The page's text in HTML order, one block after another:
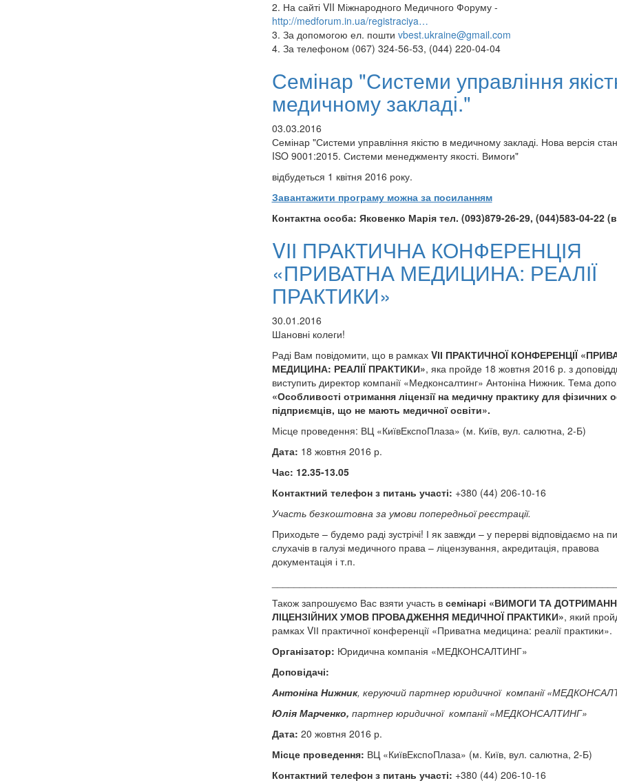
2. На сайті VII Міжнародного Медичного Форуму -
http://medforum.in.ua/registraciya…
3. За допомогою ел. пошти vbest.ukraine@gmail.com
4. За телефоном (067) 324-56-53, (044) 220-04-04
Семінар "Системи управління
медичному закладі."
03.03.2016
Семінар "Системи управління якістю в медичному закладі. Нова версія
ISO 9001:2015. Системи менеджменту якості. Вимоги"
відбудеться 1 квітня 2016 року.
Завантажити програму можна за посиланням
Контактна особа: Яковенко Марія тел. (093)879-26-29, (044)583-04-22
VІІ ПРАКТИЧНА КОНФЕРЕНЦІЯ
«ПРИВАТНА МЕДИЦИНА: РЕАЛІЇ
ПРАКТИКИ»
30.01.2016
Шановні колеги!
Раді Вам повідомити, що в рамках VІІ ПРАКТИЧНОЇ КОНФЕРЕНЦІЇ
МЕДИЦИНА: РЕАЛІЇ ПРАКТИКИ», яка пройде 18 жовтня 2016 р. з
виступить директор компанії «Медконсалтинг» Антоніна Нижник. Тема
«Особливості отримання ліцензії на медичну практику для фізичних
підприємців, що не мають медичної освіти».
Місце проведення: ВЦ «КиївЕкспоПлаза» (м. Київ, вул. салютна, 2-Б)
Дата: 18 жовтня 2016 р.
Час: 12.35-13.05
Контактний телефон з питань участі: +380 (44) 206-10-16
Участь безкоштовна за умови попередньої реєстрації.
Приходьте – будемо раді зустрічі! І як завжди – у перерві відповідаємо на
слухачів в галузі медичного права – ліцензування, акредитація, правова
документація і т.п.
Також запрошуємо Вас взяти участь в семінарі «ВИМОГИ ТА
ЛІЦЕНЗІЙНИХ УМОВ ПРОВАДЖЕННЯ МЕДИЧНОЇ ПРАКТИКИ», який
рамках VІІ практичної конференції «Приватна медицина: реалії практики».
Організатор: Юридична компанія «МЕДКОНСАЛТИНГ»
Доповідачі:
Антоніна Нижник, керуючий партнер юридичної компанії
Юлія Марченко, партнер юридичної компанії «МЕДКОНСАЛТИНГ»
Дата: 20 жовтня 2016 р.
Місце проведення: ВЦ «КиївЕкспоПлаза» (м. Київ, вул. салютна, 2-Б)
Контактний телефон з питань участі: +380 (44) 206-10-16